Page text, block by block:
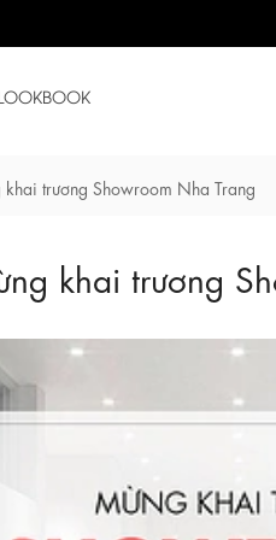
khai trương Showroom Nha Trang
khai trương